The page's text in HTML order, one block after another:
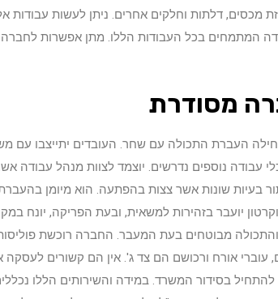
מכסים, דלתות וחלקים אחרים. ניתן לעשות
המתמחים בכל העבודות הללו. מתן אפשרות
מסודרת
העברת התכולה עם שחר. העובדים יתייצבו עם
עבודה נוספים נדרשים. יוצמד לצוות מנהל עבודה
בעיות שונות אשר צצות בהפתעה. הוא מיומן
יועבר בזהירות למשאית, ובעת הפריקה, יונח
מבוטחים בעת המעבר. החברה רוכשת פוליסות
עוברי אורח ורכושם הם צד ג'. אין הם קשורים
להתחיל בסידור המשרד. במידה והשירותים הללו